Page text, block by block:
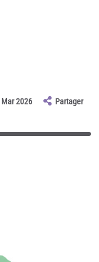
2026
Partager